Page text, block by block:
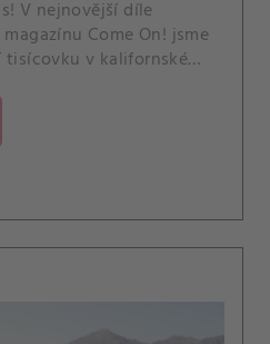
V nejnovější díle
Come On! jsme
tisícovku v kalifornské
novou vizuální
se na nejlepší údery